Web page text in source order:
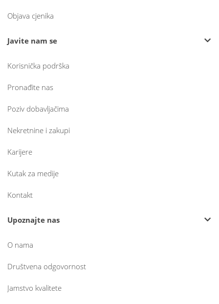
Objava cjenika
Javite nam se
Korisnička podrška
Pronađite nas
Poziv dobavljačima
Nekretnine i zakupi
Karijere
Kutak za medije
Kontakt
Upoznajte nas
O nama
Društvena odgovornost
Jamstvo kvalitete